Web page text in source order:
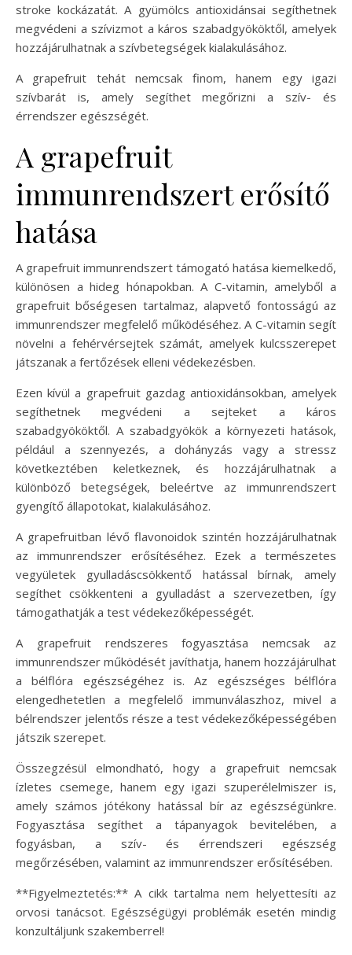
stroke kockázatát. A gyümölcs antioxidánsai segíthetnek
megvédeni a szívizmot a káros szabadgyököktől, amelyek
hozzájárulhatnak a szívbetegségek kialakulásához.
A grapefruit tehát nemcsak finom, hanem egy igazi
szívbarát is, amely segíthet megőrizni a szív- és
érrendszer egészségét.
A grapefruit
immunrendszert erősítő
hatása
A grapefruit immunrendszert támogató hatása kiemelkedő,
különösen a hideg hónapokban. A C-vitamin, amelyből a
grapefruit bőségesen tartalmaz, alapvető fontosságú az
immunrendszer megfelelő működéséhez. A C-vitamin segít
növelni a fehérvérsejtek számát, amelyek kulcsszerepet
játszanak a fertőzések elleni védekezésben.
Ezen kívül a grapefruit gazdag antioxidánsokban, amelyek
segíthetnek megvédeni a sejteket a káros
szabadgyököktől. A szabadgyökök a környezeti hatások,
például a szennyezés, a dohányzás vagy a stressz
következtében keletkeznek, és hozzájárulhatnak a
különböző betegségek, beleértve az immunrendszert
gyengítő állapotokat, kialakulásához.
A grapefruitban lévő flavonoidok szintén hozzájárulhatnak
az immunrendszer erősítéséhez. Ezek a természetes
vegyületek gyulladáscsökkentő hatással bírnak, amely
segíthet csökkenteni a gyulladást a szervezetben, így
támogathatják a test védekezőképességét.
A grapefruit rendszeres fogyasztása nemcsak az
immunrendszer működését javíthatja, hanem hozzájárulhat
a bélflóra egészségéhez is. Az egészséges bélflóra
elengedhetetlen a megfelelő immunválaszhoz, mivel a
bélrendszer jelentős része a test védekezőképességében
játszik szerepet.
Összegzésül elmondható, hogy a grapefruit nemcsak
ízletes csemege, hanem egy igazi szuperélelmiszer is,
amely számos jótékony hatással bír az egészségünkre.
Fogyasztása segíthet a tápanyagok bevitelében, a
fogyásban, a szív- és érrendszeri egészség
megőrzésében, valamint az immunrendszer erősítésében.
**Figyelmeztetés:** A cikk tartalma nem helyettesíti az
orvosi tanácsot. Egészségügyi problémák esetén mindig
konzultáljunk szakemberrel!